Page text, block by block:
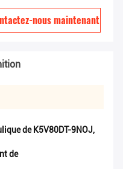
nous maintenant
de K5V80DT-9NOJ,
de